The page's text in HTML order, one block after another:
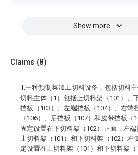
Show more
Claims (8)
1.一种预制菜加工切料设备，包括切料
切料主体（1）包括上切料架（101）、
挡板（103）、左端挡板（104）、右端
（106）、后挡板（107）和皮带挡板（
固定设置在下切料架（102）正面，左
上切料架（101）和下切料架（102）左
定设置在上切料架（101）和下切料架